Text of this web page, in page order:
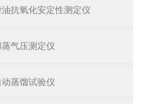
抗氧化安定性测定仪
气压测定仪
蒸馏试验仪